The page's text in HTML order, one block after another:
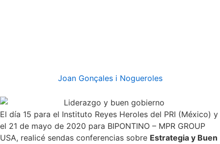
Joan Gonçales i Nogueroles
El día 15 para el Instituto Reyes Heroles del PRI (México) y
el 21 de mayo de 2020 para BIPONTINO – MPR GROUP
USA, realicé sendas conferencias sobre Estrategia y Buen